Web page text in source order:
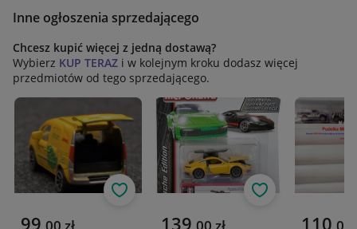
Inne ogłoszenia sprzedającego
Chcesz kupić więcej z jedną dostawą?
Wybierz KUP TERAZ i w kolejnym kroku dodasz więcej
przedmiotów od tego sprzedającego.
Aktualna cena
99 00 zł
Obserwuj
Aktualna cena
139 00 zł
Obserwuj
Aktualna
110 00